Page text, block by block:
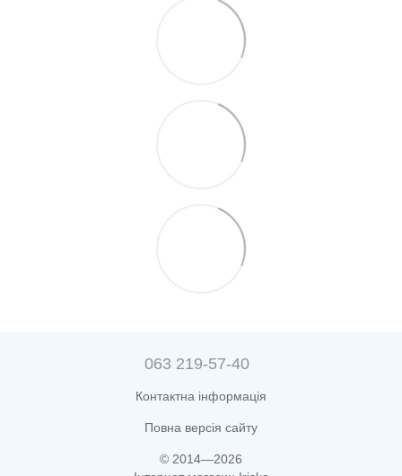
063 219-57-40
Контактна інформація
Повна версія сайту
© 2014—2026